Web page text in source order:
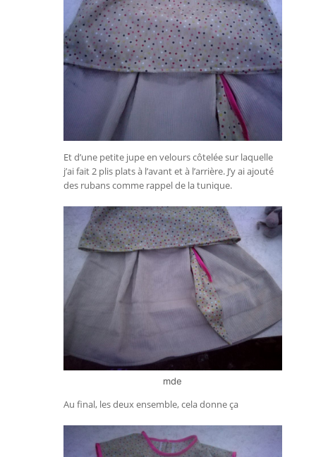
Et d’une petite jupe en velours côtelée sur laquelle
j’ai fait 2 plis plats à l’avant et à l’arrière. J’y ai ajouté
des rubans comme rappel de la tunique.
mde
Au final, les deux ensemble, cela donne ça